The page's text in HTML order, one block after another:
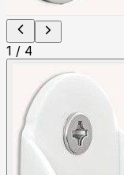
1 / 4